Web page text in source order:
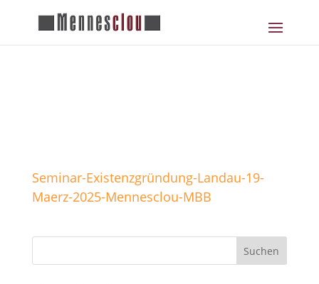
Seminar-Existenzgründung-Landau-19-
Maerz-2025-Mennesclou-MBB